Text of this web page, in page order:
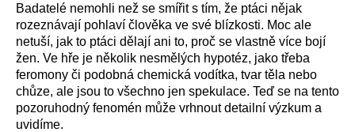
Badatelé nemohli než se smířit s tím, že ptáci nějak
rozeznávají pohlaví člověka ve své blízkosti. Moc ale
netuší, jak to ptáci dělají ani to, proč se vlastně více bojí
žen. Ve hře je několik nesmělých hypotéz, jako třeba
feromony či podobná chemická vodítka, tvar těla nebo
chůze, ale jsou to všechno jen spekulace. Teď se na tento
pozoruhodný fenomén může vrhnout detailní výzkum a
uvidíme.